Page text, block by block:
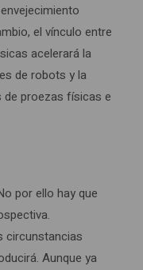
el vínculo entre
acelerará la
de robots y la
de proezas físicas e
por ello hay que
circunstancias
Aunque ya